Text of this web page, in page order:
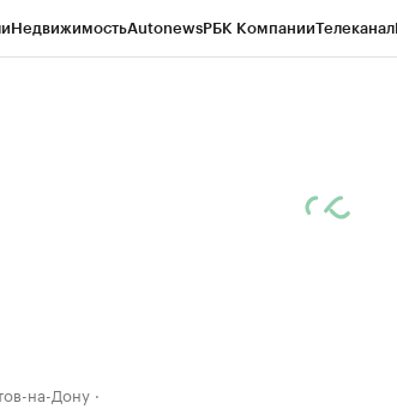
НедвижимостьAutonewsРБК КомпанииТелеканал
на-Дону